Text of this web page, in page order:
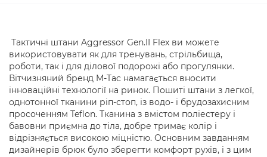
Тактичні штани Aggressor Gen.II Flex ви можете
використовувати як для тренувань, стрільбища,
роботи, так і для ділової подорожі або прогулянки.
Вітчизняний бренд M-Tac намагається вносити
інноваційні технології на ринок. Пошиті штани з легкої,
однотонної тканини ріп-стоп, із водо- і брудозахисним
просоченням Teflon. Тканина з вмістом поліестеру і
бавовни приємна до тіла, добре тримає колір і
відрізняється високою міцністю. Основним завданням
дизайнерів брюк було зберегти комфорт рухів, і з цим